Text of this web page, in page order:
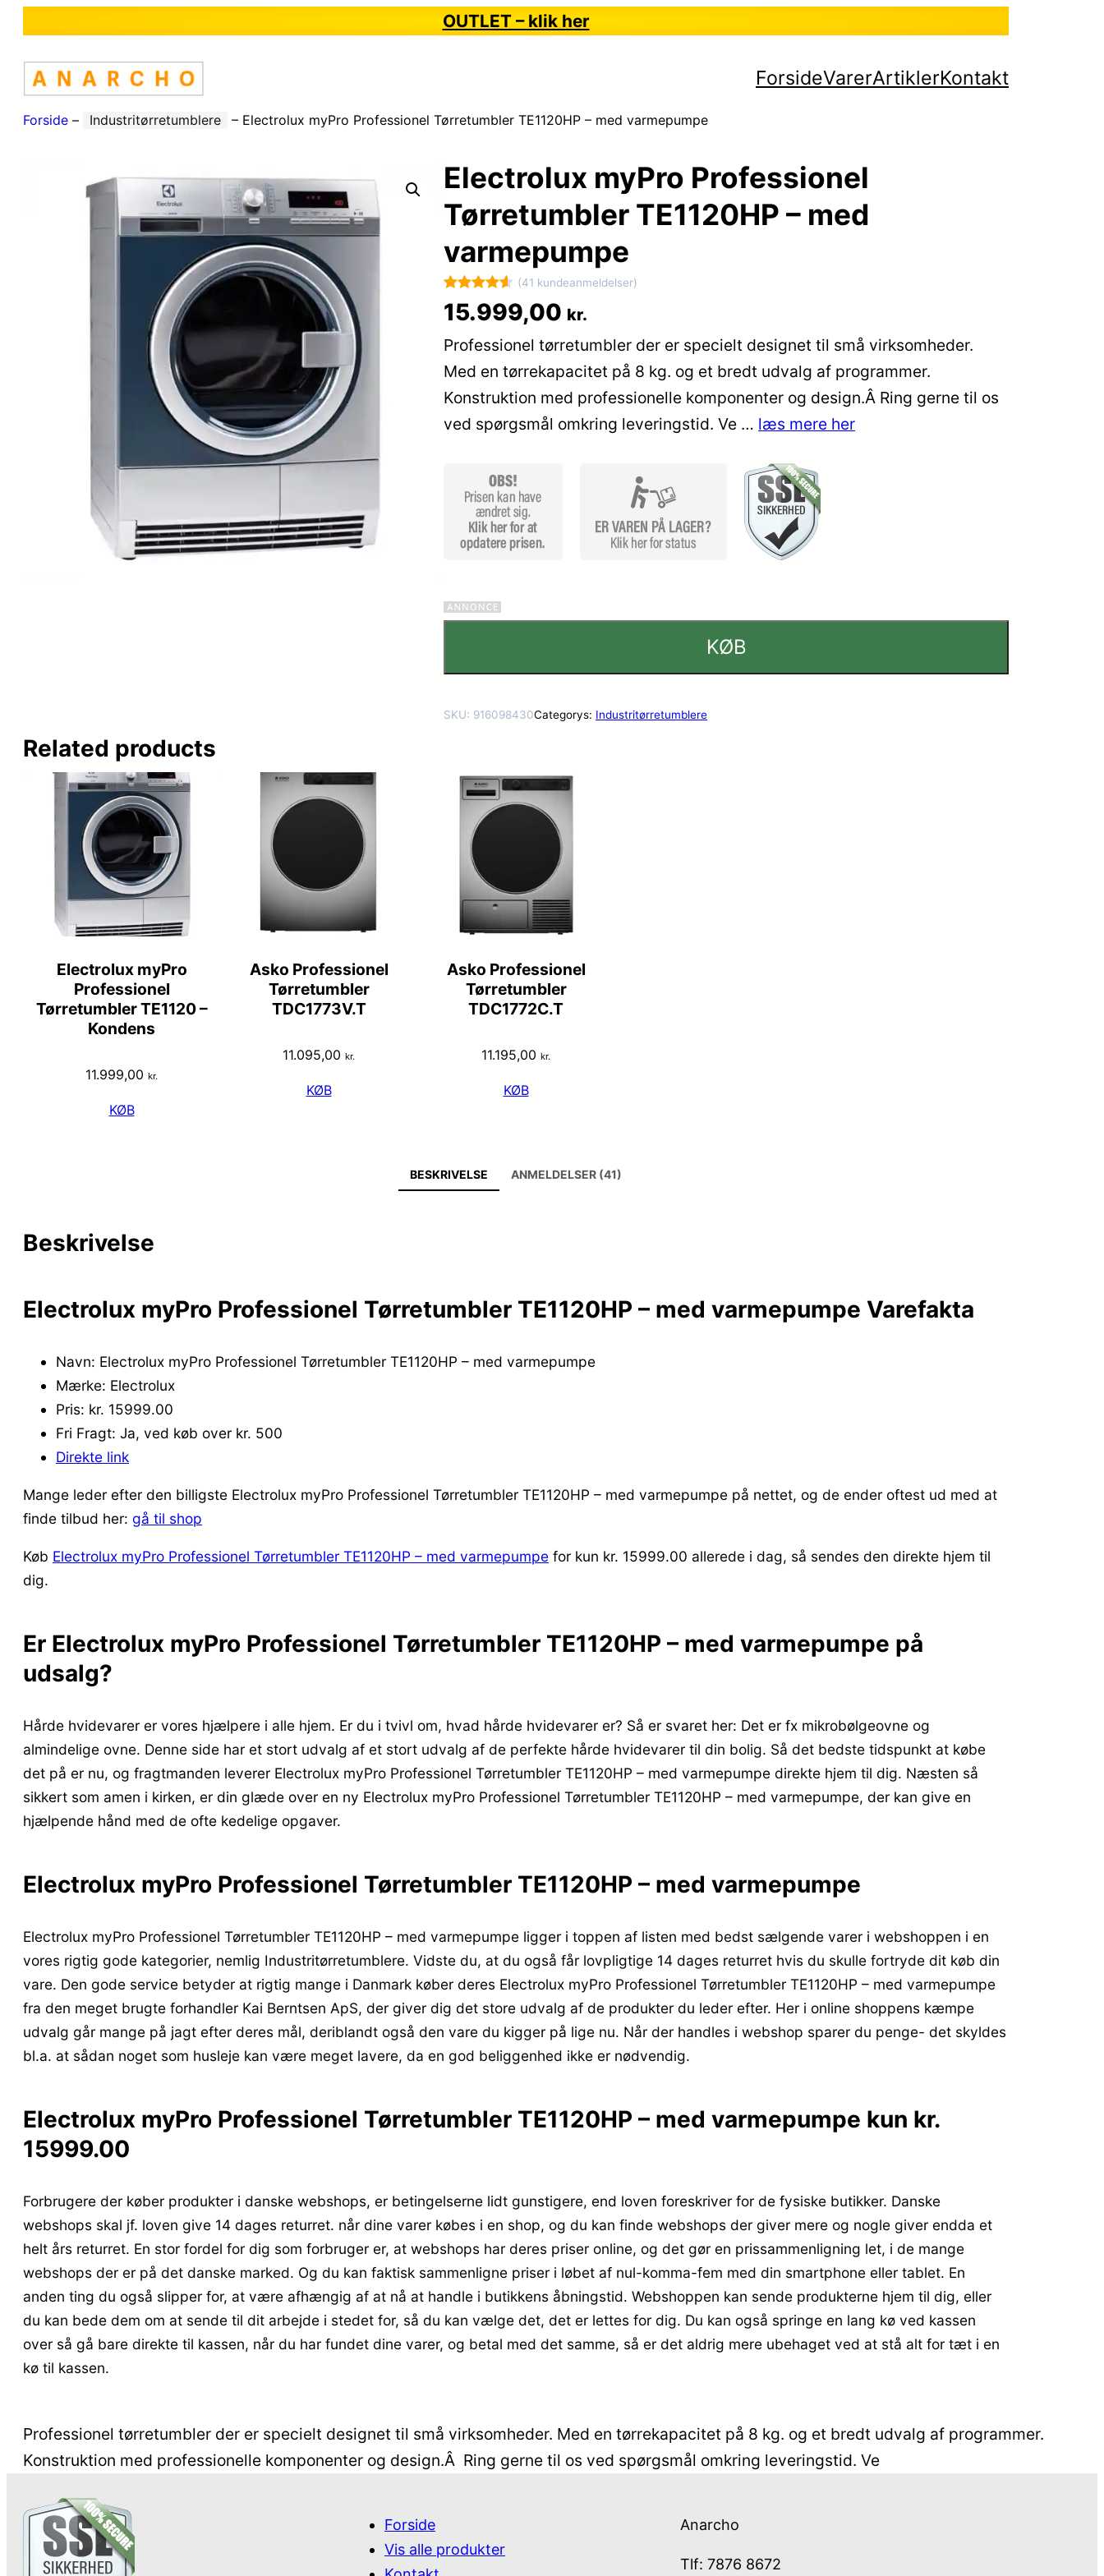
OUTLET – klik her
ForsideVarerArtiklerKontakt
Forside – Industritørretumblere – Electrolux myPro Professionel Tørretumbler TE1120HP – med varmepumpe
Electrolux myPro Professionel
Tørretumbler TE1120HP – med
varmepumpe
Bedømt
som4.6
ud af 5
baseret på
41
mmelser
(41 kundeanmeldelser)
15.999,00 kr.
Professionel tørretumbler der er specielt designet til små virksomheder.
Med en tørrekapacitet på 8 kg. og et bredt udvalg af programmer.
Konstruktion med professionelle komponenter og design.Â Ring gerne til os
ved spørgsmål omkring leveringstid. Ve … læs mere her
KØB
SKU: 916098430Categorys: Industritørretumblere
Related products
Electrolux myPro
Professionel
Tørretumbler TE1120 –
Kondens
11.999,00 kr.
KØB
Asko Professionel
Tørretumbler
TDC1773V.T
11.095,00 kr.
KØB
Asko Professionel
Tørretumbler
TDC1772C.T
11.195,00 kr.
KØB
BESKRIVELSE ANMELDELSER (41)
Beskrivelse
Electrolux myPro Professionel Tørretumbler TE1120HP – med varmepumpe Varefakta
Navn: Electrolux myPro Professionel Tørretumbler TE1120HP – med varmepumpe
Mærke: Electrolux
Pris: kr. 15999.00
Fri Fragt: Ja, ved køb over kr. 500
Direkte link
Mange leder efter den billigste Electrolux myPro Professionel Tørretumbler TE1120HP – med varmepumpe på nettet, og de ender oftest ud med at
finde tilbud her: gå til shop
Køb Electrolux myPro Professionel Tørretumbler TE1120HP – med varmepumpe for kun kr. 15999.00 allerede i dag, så sendes den direkte hjem til
dig.
Er Electrolux myPro Professionel Tørretumbler TE1120HP – med varmepumpe på
udsalg?
Hårde hvidevarer er vores hjælpere i alle hjem. Er du i tvivl om, hvad hårde hvidevarer er? Så er svaret her: Det er fx mikrobølgeovne og
almindelige ovne. Denne side har et stort udvalg af et stort udvalg af de perfekte hårde hvidevarer til din bolig. Så det bedste tidspunkt at købe
det på er nu, og fragtmanden leverer Electrolux myPro Professionel Tørretumbler TE1120HP – med varmepumpe direkte hjem til dig. Næsten så
sikkert som amen i kirken, er din glæde over en ny Electrolux myPro Professionel Tørretumbler TE1120HP – med varmepumpe, der kan give en
hjælpende hånd med de ofte kedelige opgaver.
Electrolux myPro Professionel Tørretumbler TE1120HP – med varmepumpe
Electrolux myPro Professionel Tørretumbler TE1120HP – med varmepumpe ligger i toppen af listen med bedst sælgende varer i webshoppen i en
vores rigtig gode kategorier, nemlig Industritørretumblere. Vidste du, at du også får lovpligtige 14 dages returret hvis du skulle fortryde dit køb din
vare. Den gode service betyder at rigtig mange i Danmark køber deres Electrolux myPro Professionel Tørretumbler TE1120HP – med varmepumpe
fra den meget brugte forhandler Kai Berntsen ApS, der giver dig det store udvalg af de produkter du leder efter. Her i online shoppens kæmpe
udvalg går mange på jagt efter deres mål, deriblandt også den vare du kigger på lige nu. Når der handles i webshop sparer du penge- det skyldes
bl.a. at sådan noget som husleje kan være meget lavere, da en god beliggenhed ikke er nødvendig.
Electrolux myPro Professionel Tørretumbler TE1120HP – med varmepumpe kun kr.
15999.00
Forbrugere der køber produkter i danske webshops, er betingelserne lidt gunstigere, end loven foreskriver for de fysiske butikker. Danske
webshops skal jf. loven give 14 dages returret. når dine varer købes i en shop, og du kan finde webshops der giver mere og nogle giver endda et
helt års returret. En stor fordel for dig som forbruger er, at webshops har deres priser online, og det gør en prissammenligning let, i de mange
webshops der er på det danske marked. Og du kan faktisk sammenligne priser i løbet af nul-komma-fem med din smartphone eller tablet. En
anden ting du også slipper for, at være afhængig af at nå at handle i butikkens åbningstid. Webshoppen kan sende produkterne hjem til dig, eller
du kan bede dem om at sende til dit arbejde i stedet for, så du kan vælge det, det er lettes for dig. Du kan også springe en lang kø ved kassen
over så gå bare direkte til kassen, når du har fundet dine varer, og betal med det samme, så er det aldrig mere ubehaget ved at stå alt for tæt i en
kø til kassen.
Professionel tørretumbler der er specielt designet til små virksomheder. Med en tørrekapacitet på 8 kg. og et bredt udvalg af programmer.
Konstruktion med professionelle komponenter og design.Â Ring gerne til os ved spørgsmål omkring leveringstid. Ve
Forside
Vis alle produkter
Anarcho
Tlf: 7876 8672